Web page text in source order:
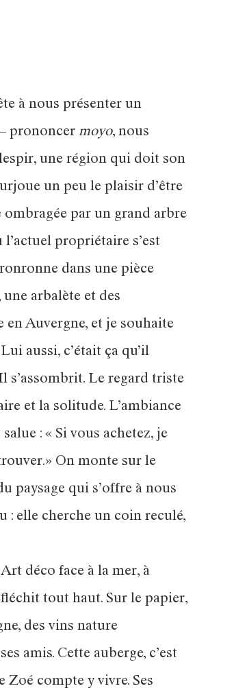
à nous présenter un
prononcer moyo, nous
une région qui doit son
un peu le plaisir d’être
ombragée par un grand arbre
propriétaire s’est
dans une pièce
arbalète et des
en Auvergne, et je souhaite
aussi, c’était ça qu’il
s’assombrit. Le regard triste
et la solitude. L’ambiance
: « Si vous achetez, je
On monte sur le
paysage qui s’offre à nous
: elle cherche un coin reculé,
déco face à la mer, à
tout haut. Sur le papier,
des vins nature
amis. Cette auberge, c’est
compte y vivre. Ses